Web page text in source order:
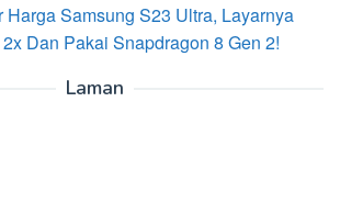
Harga Samsung S23 Ultra, Layarnya
Dan Pakai Snapdragon 8 Gen 2!
Laman